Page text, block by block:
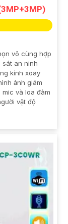
vô cùng hợp
sát an ninh
kính xoay
ảnh giám
và loa đàm
vật độ